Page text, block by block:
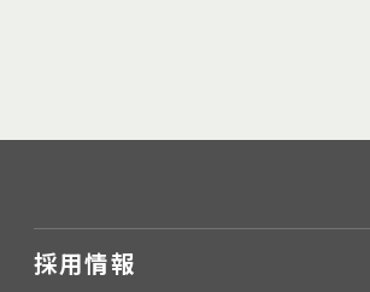
採用情報